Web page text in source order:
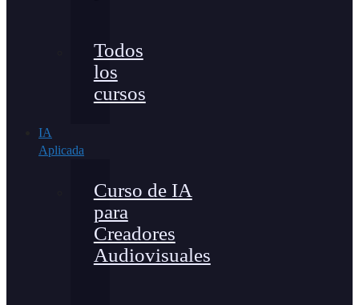
Todos
los
cursos
IA
Aplicada
Curso de IA
para
Creadores
Audiovisuales